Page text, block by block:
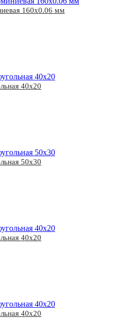
160х0.06 мм
40х20
50х30
40х20
40х20